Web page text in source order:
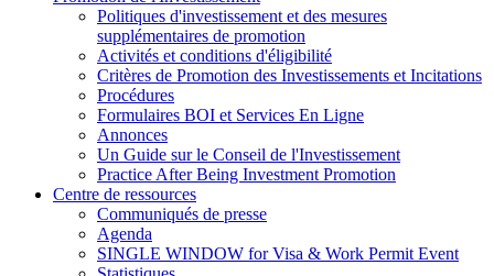
Politiques d'investissement et des mesures
supplémentaires de promotion
Activités et conditions d'éligibilité
Critères de Promotion des Investissements et Incitations
Procédures
Formulaires BOI et Services En Ligne
Annonces
Un Guide sur le Conseil de l'Investissement
Practice After Being Investment Promotion
Centre de ressources
Communiqués de presse
Agenda
SINGLE WINDOW for Visa & Work Permit Event